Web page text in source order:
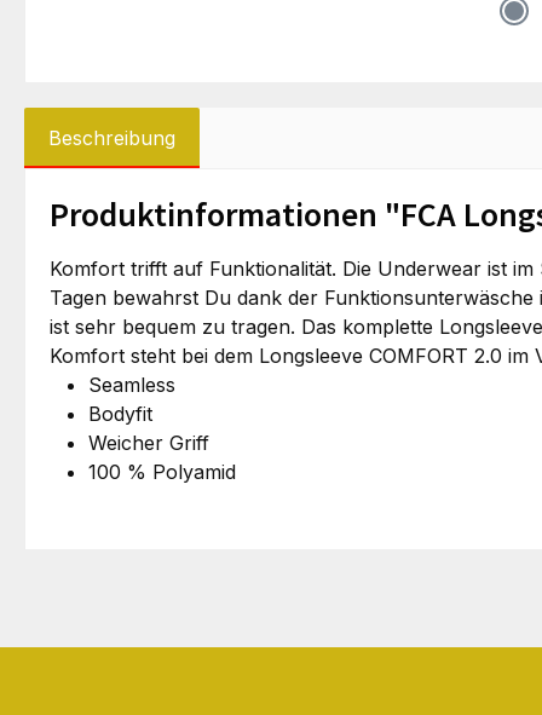
Beschreibung
Produktinformationen "FCA
Komfort trifft auf Funktionalität. Die Underwear ist
Tagen bewahrst Du dank der
ist sehr bequem zu tragen. Das komplette
Komfort steht bei dem Longsleeve COMFORT 2.0
Seamless
Bodyfit
Weicher Griff
100 % Polyamid